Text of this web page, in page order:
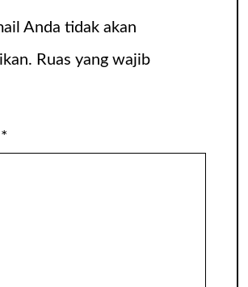
Anda tidak akan
Ruas yang wajib
*